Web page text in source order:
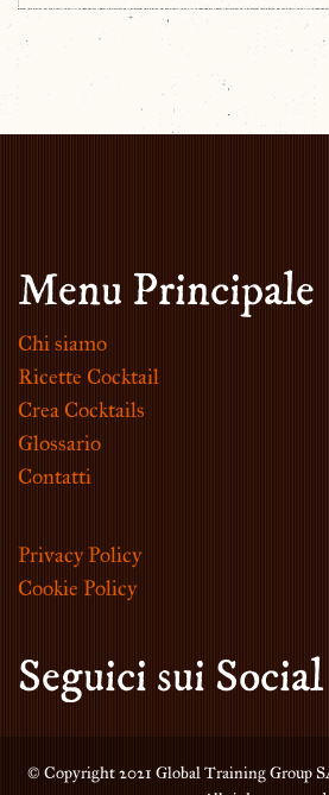
Menu Principale
Chi siamo
Ricette Cocktail
Crea Cocktails
Glossario
Contatti
Privacy Policy
Cookie Policy
Seguici sui Social
© Copyright 2021 Global Training Group